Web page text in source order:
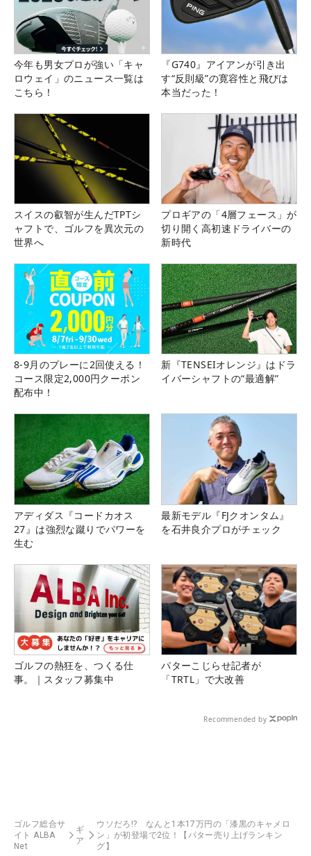
今年も男女プロが強い「キャ
ロウェイ」のニュース一覧は
こちら！
『G740』アイアンが引き出
す“反則級”の寛容性と飛びは
本当だった！
スイスの叡智が生んだTPTシ
ャフトで、ゴルフを異次元の
世界へ
プロギアの「4層フェース」が
切り開く高初速ドライバーの
新時代
8-9月のプレーに2回使える！
コース限定2,000円クーポン
配布中！
新『TENSEIオレンジ』はドラ
イバーシャフトの“最適解”
アディダス『コードカオス
27』は強烈な蹴りでパワーを
生む
最新モデル『FJクオンタム』
を石井良介プロがチェック
ゴルフの熱狂を、つくる仕
事。｜スタッフ募集中
パターこじらせ記者が
「TRTL」で大改善
Recommended by
ゴルフ総合サ
イト ALBA
Net
ギ
ア
ウソだろ!? なんと1本17万円の「漆黒のキャメロ
ン」が初登場で2位！【パター売り上げランキン
グ】